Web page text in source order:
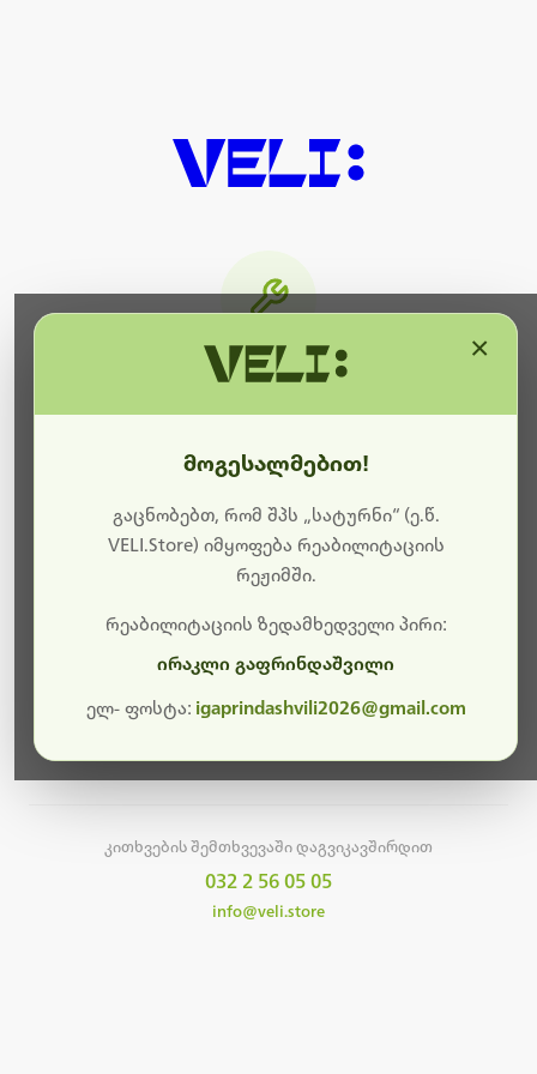
ბოდიშს გიხდით შეფერხებისთვის. ამჟამად
მიმდინარეობს საიტის განახლება და ტექნიკური
სამუშაოები.
მალე ისევ ხელმისაწვდომი იქნება. გმადლობთ
კითხვების შემთხვევაში დაგვიკავშირდით
032 2 56 05 05
info@veli.store
მოგესალმებით!
გაცნობებთ, რომ შპს „სატურნი“ (ე.წ.
VELI.Store) იმყოფება რეაბილიტაციის
რეჟიმში.
რეაბილიტაციის ზედამხედველი პირი:
ირაკლი გაფრინდაშვილი
ელ- ფოსტა: igaprindashvili2026@gmail.com
×